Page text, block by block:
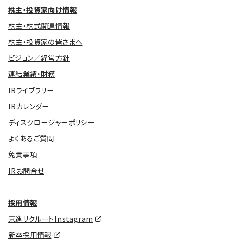
株主・投資家向け情報
株主・株式関連情報
株主・投資家の皆さまへ
ビジョン／経営方針
連結業績・財務
IRライブラリー
IRカレンダー
ディスクロージャーポリシー
よくあるご質問
免責事項
IRお問合せ
採用情報
京進リクルートInstagram
新卒採用情報